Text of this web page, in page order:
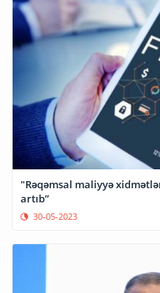
"Rəqəmsal maliyyə
artıb”
30-05-2023